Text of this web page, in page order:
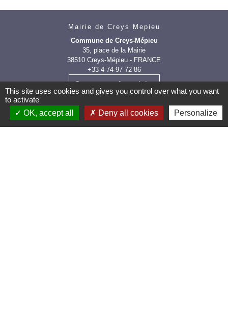
Mairie de Creys Mepieu
Commune de Creys-Mépieu
35, place de la Mairie
38510 Creys-Mépieu - FRANCE
+33 4 74 97 72 86
Contact par formulaire
This site uses cookies and gives you control over what you want
to activate
OK, accept all
Deny all cookies Personalize